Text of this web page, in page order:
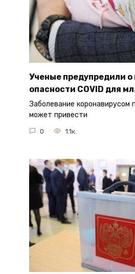
Ученые предупредили о
опасности COVID для
Заболевание коронавирусом
может привести
0 1.1к.